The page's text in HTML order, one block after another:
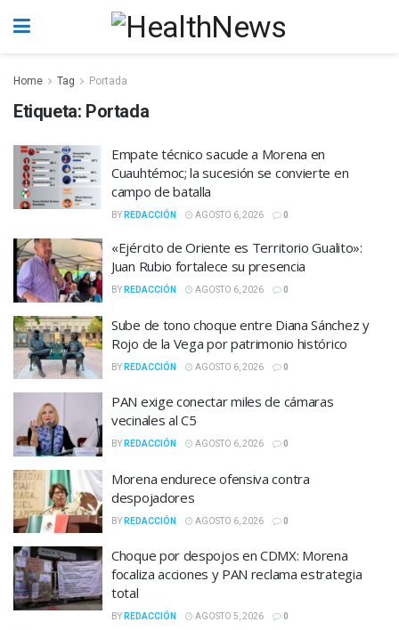
Home Tag Portada
Etiqueta: Portada
Empate técnico sacude a Morena en
Cuauhtémoc; la sucesión se convierte en
campo de batalla
BY REDACCIÓN AGOSTO 6, 2026 0
«Ejército de Oriente es Territorio Gualito»:
Juan Rubio fortalece su presencia
BY REDACCIÓN AGOSTO 6, 2026 0
Sube de tono choque entre Diana Sánchez y
Rojo de la Vega por patrimonio histórico
BY REDACCIÓN AGOSTO 6, 2026 0
PAN exige conectar miles de cámaras
vecinales al C5
BY REDACCIÓN AGOSTO 6, 2026 0
Morena endurece ofensiva contra
despojadores
BY REDACCIÓN AGOSTO 6, 2026 0
Choque por despojos en CDMX: Morena
focaliza acciones y PAN reclama estrategia
total
BY REDACCIÓN AGOSTO 5, 2026 0